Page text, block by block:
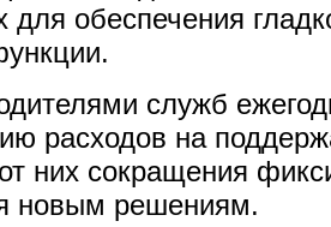
для обеспечения
служб
расходов на
них сокращения
новым решениям.